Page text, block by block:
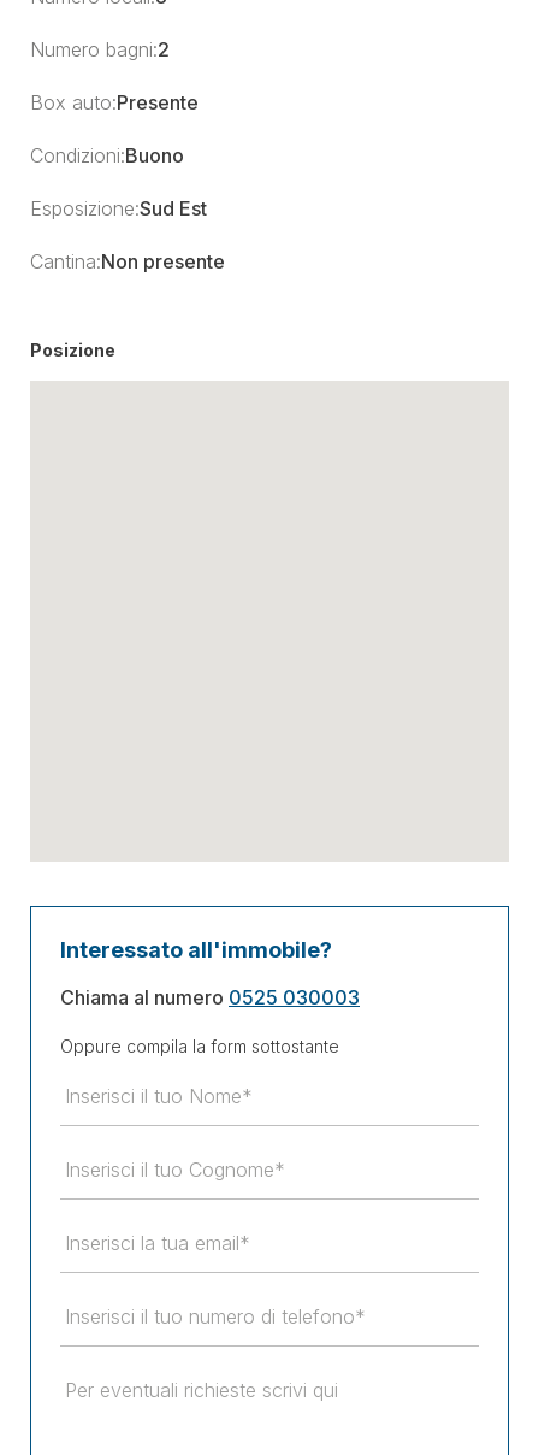
Numero bagni:2
Box auto:Presente
Condizioni:Buono
Esposizione:Sud Est
Cantina:Non presente
Posizione
Interessato all'immobile?
Chiama al numero 0525 030003
Oppure compila la form sottostante